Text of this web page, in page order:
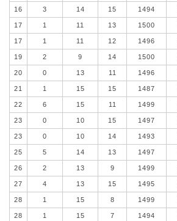
16 3 14 15 1494
17 1 11 13 1500
17 1 11 12 1496
19 2 9 14 1500
20 0 13 11 1496
21 1 15 15 1487
22 6 15 11 1499
23 0 10 15 1497
23 0 10 14 1493
25 5 14 13 1497
26 2 13 9 1499
27 4 13 15 1495
28 1 15 8 1499
28 1 15 7 1494